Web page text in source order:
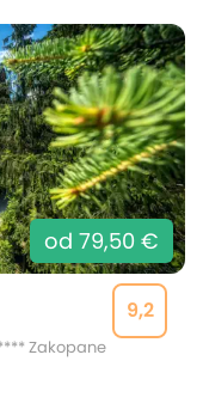
od 79,50 €
9,2
Zakopane